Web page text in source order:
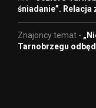
śniadanie”. Relacja
Znajoncy temat -
Tarnobrzegu